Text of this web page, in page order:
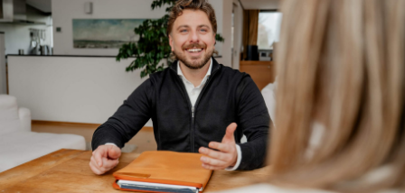
Koop / Huur*
Soort woning*